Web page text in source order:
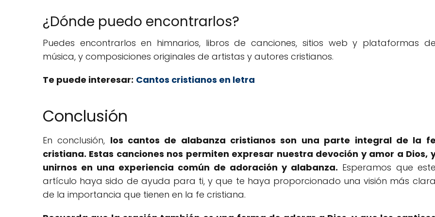
¿Dónde puedo encontrarlos?
Puedes encontrarlos en himnarios, libros de canciones, sitios web y plataformas de
música, y composiciones originales de artistas y autores cristianos.
Te puede interesar: Cantos cristianos en letra
Conclusión
En conclusión, los cantos de alabanza cristianos son una parte integral de la fe
cristiana. Estas canciones nos permiten expresar nuestra devoción y amor a Dios,
unirnos en una experiencia común de adoración y alabanza. Esperamos que este
artículo haya sido de ayuda para ti, y que te haya proporcionado una visión más clara
de la importancia que tienen en la fe cristiana.